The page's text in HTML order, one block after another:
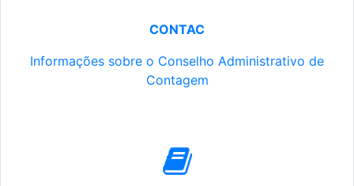
CONTAC
Informações sobre o Conselho Administrativo de
Contagem